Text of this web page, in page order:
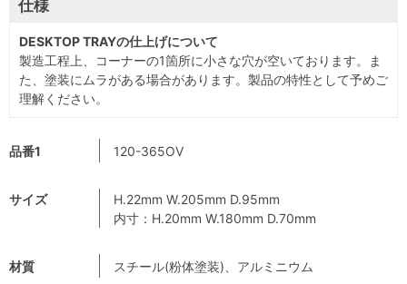
品番1 120-365OV
サイズ
H.22mm W.205mm D.95mm
内寸：H.20mm W.180mm D.70mm
材質 スチール(粉体塗装)、アルミニウム
仕様
DESKTOP TRAYの仕上げについて
製造工程上、コーナーの1箇所に小さな穴が空いております。ま
た、塗装にムラがある場合があります。製品の特性として予めご
理解ください。